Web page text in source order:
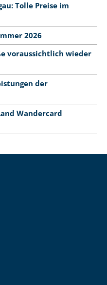
Tolle Preise im
2026
voraussichtlich wieder
der
Wandercard